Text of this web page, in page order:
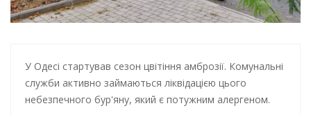
У Одесі стартував сезон цвітіння амброзії. Комунальні
служби активно займаються ліквідацією цього
небезпечного бур'яну, який є потужним алергеном.